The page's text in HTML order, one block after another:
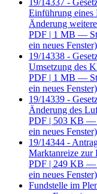
19/14337 -
Einführung eines
Änderung
PDF | 1 MB —
ein neues Fenster)
19/14338 -
Umsetzung des
PDF | 1 MB —
ein neues Fenster)
19/14339 -
Änderung des
PDF | 503 KB —
ein neues Fenster)
19/14344 -
Marktanreize zur
PDF | 249 KB —
ein neues Fenster)
Fundstelle im